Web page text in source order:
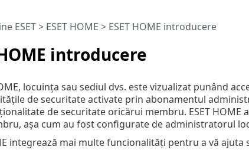
introducere
ESET> ESET HOME > ESET HOME introducere
locuința sau sediul dvs. este vizualizat punând
de securitate activate prin abonamentul
de securitate oricărui membru. ESET
așa cum au fost configurate de administratorul
integrează mai multe funcionalități pentru a vă ajuta